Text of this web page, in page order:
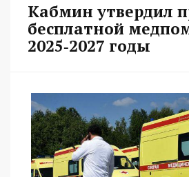
Кабмин утвердил
бесплатной
2025‑2027 годы